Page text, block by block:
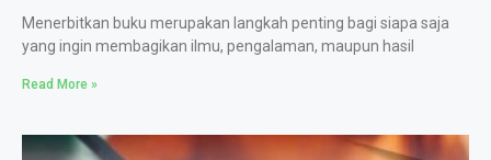
Menerbitkan buku merupakan langkah penting bagi siapa saja
yang ingin membagikan ilmu, pengalaman, maupun hasil
Read More »